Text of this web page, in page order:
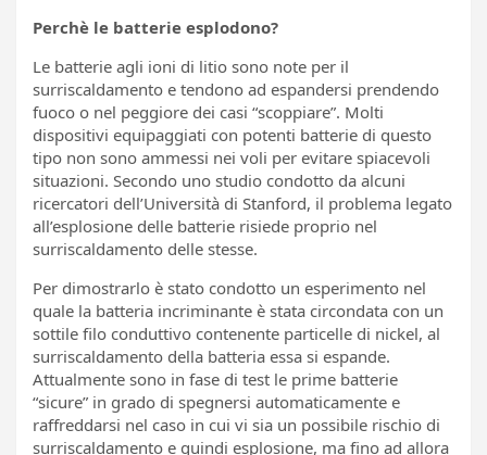
Perchè le batterie esplodono?
Le batterie agli ioni di litio sono note per il
surriscaldamento e tendono ad espandersi prendendo
fuoco o nel peggiore dei casi “scoppiare”. Molti
dispositivi equipaggiati con potenti batterie di questo
tipo non sono ammessi nei voli per evitare spiacevoli
situazioni. Secondo uno studio condotto da alcuni
ricercatori dell’Università di Stanford, il problema legato
all’esplosione delle batterie risiede proprio nel
surriscaldamento delle stesse.
Per dimostrarlo è stato condotto un esperimento nel
quale la batteria incriminante è stata circondata con un
sottile filo conduttivo contenente particelle di nickel, al
surriscaldamento della batteria essa si espande.
Attualmente sono in fase di test le prime batterie
“sicure” in grado di spegnersi automaticamente e
raffreddarsi nel caso in cui vi sia un possibile rischio di
surriscaldamento e quindi esplosione, ma fino ad allora